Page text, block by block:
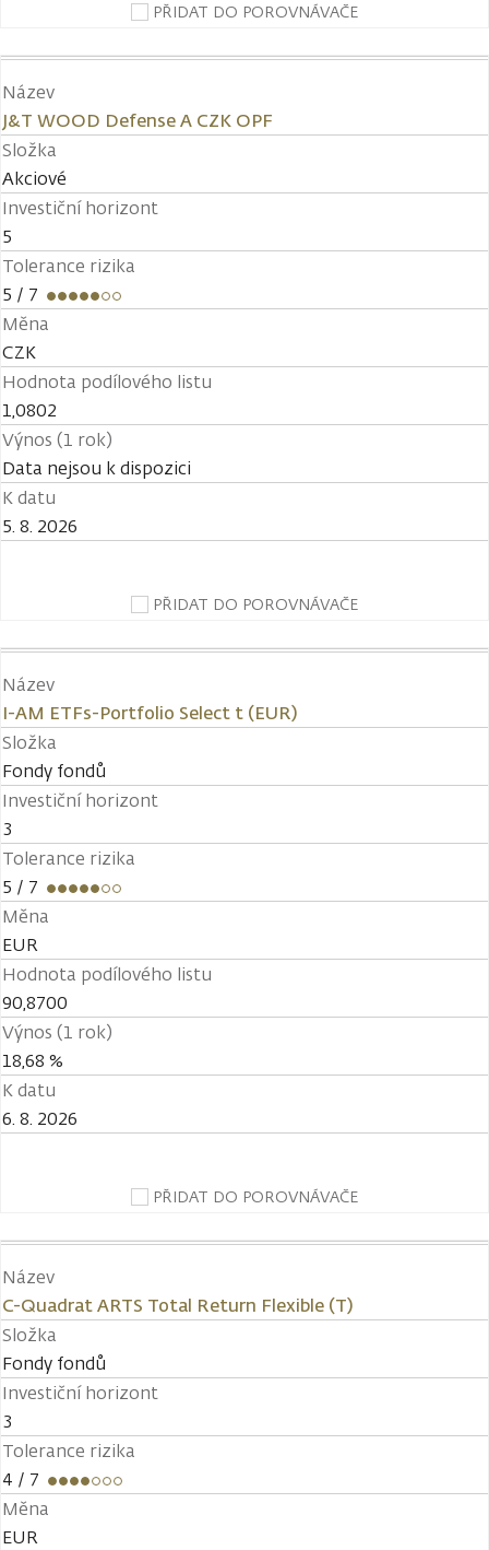
PŘIDAT DO POROVNÁVAČE
Název
J&T WOOD Defense A CZK OPF
Složka
Akciové
Investiční horizont
5
Tolerance rizika
5 / 7
Měna
CZK
Hodnota podílového listu
1,0802
Výnos (1 rok)
Data nejsou k dispozici
K datu
5. 8. 2026
PŘIDAT DO POROVNÁVAČE
Název
I-AM ETFs-Portfolio Select t (EUR)
Složka
Fondy fondů
Investiční horizont
3
Tolerance rizika
5 / 7
Měna
EUR
Hodnota podílového listu
90,8700
Výnos (1 rok)
18,68 %
K datu
6. 8. 2026
PŘIDAT DO POROVNÁVAČE
Název
C-Quadrat ARTS Total Return Flexible (T)
Složka
Fondy fondů
Investiční horizont
3
Tolerance rizika
4 / 7
Měna
EUR